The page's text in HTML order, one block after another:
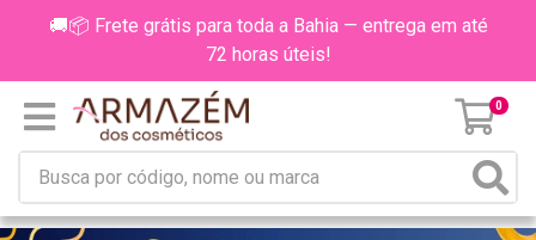
🚚📦 Frete grátis para toda a Bahia — entrega em até
72 horas úteis!
0